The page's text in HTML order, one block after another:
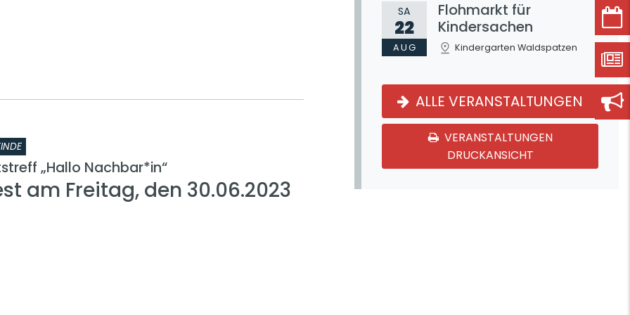
„Hallo Nachbar*in“
am Freitag, den 30.06.2023
SA
22
AUG
Flohmarkt für
Kindersachen
Kindergarten Waldspatzen
ALLE VERANSTALTUNGEN
VERANSTALTUNGEN
DRUCKANSICHT